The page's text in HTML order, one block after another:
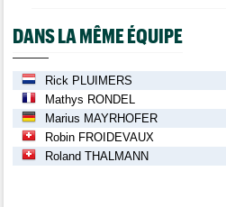
DANS LA MÊME ÉQUIPE
Rick PLUIMERS
Mathys RONDEL
Marius MAYRHOFER
Robin FROIDEVAUX
Roland THALMANN